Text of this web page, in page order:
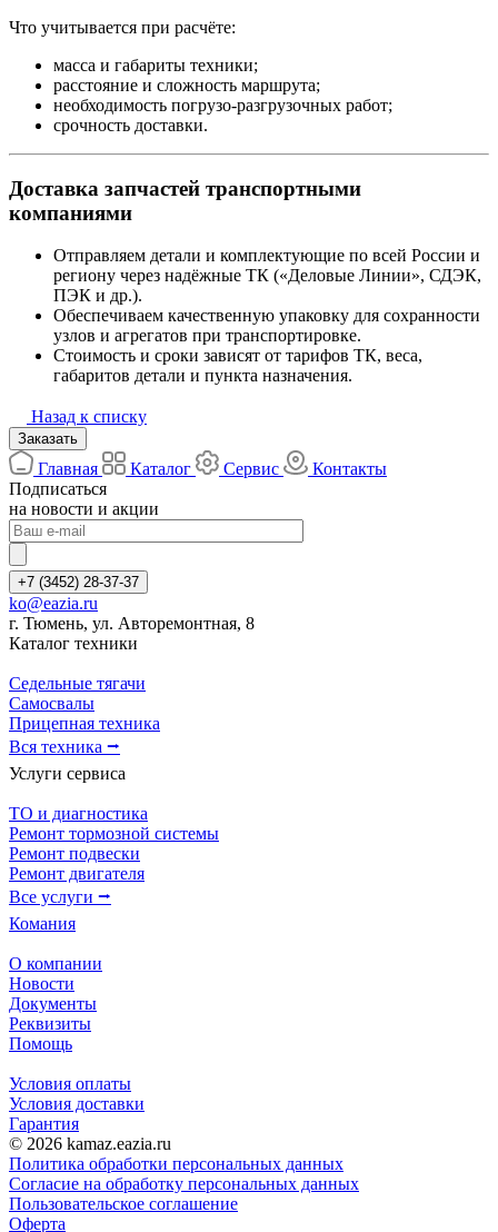
Что учитывается при расчёте:
масса и габариты техники;
расстояние и сложность маршрута;
необходимость погрузо-разгрузочных работ;
срочность доставки.
Доставка запчастей транспортными
компаниями
Отправляем детали и комплектующие по всей России и
региону через надёжные ТК («Деловые Линии», СДЭК,
ПЭК и др.).
Обеспечиваем качественную упаковку для сохранности
узлов и агрегатов при транспортировке.
Стоимость и сроки зависят от тарифов ТК, веса,
габаритов детали и пункта назначения.
Назад к списку
Заказать
Главная Каталог Сервис
Контакты
Подписаться
на новости и акции
+7 (3452) 28-37-37
ko@eazia.ru
г. Тюмень, ул. Авторемонтная, 8
Каталог техники
Седельные тягачи
Самосвалы
Прицепная техника
Вся техника ⭢
Услуги сервиса
ТО и диагностика
Ремонт тормозной системы
Ремонт подвески
Ремонт двигателя
Все услуги ⭢
Комания
О компании
Новости
Документы
Реквизиты
Помощь
Условия оплаты
Условия доставки
Гарантия
© 2026 kamaz.eazia.ru
Политика обработки персональных данных
Согласие на обработку персональных данных
Пользовательское соглашение
Оферта